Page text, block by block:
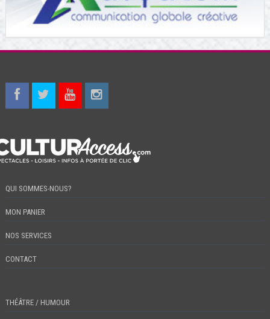
QUI SOMMES-NOUS?
MON PANIER
NOS SERVICES
CONTACT
THÉÂTRE / HUMOUR